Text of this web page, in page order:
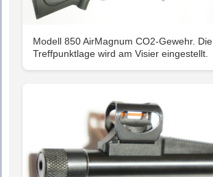
Modell 850 AirMagnum CO2-Gewehr. Die
Treffpunktlage wird am Visier eingestellt.